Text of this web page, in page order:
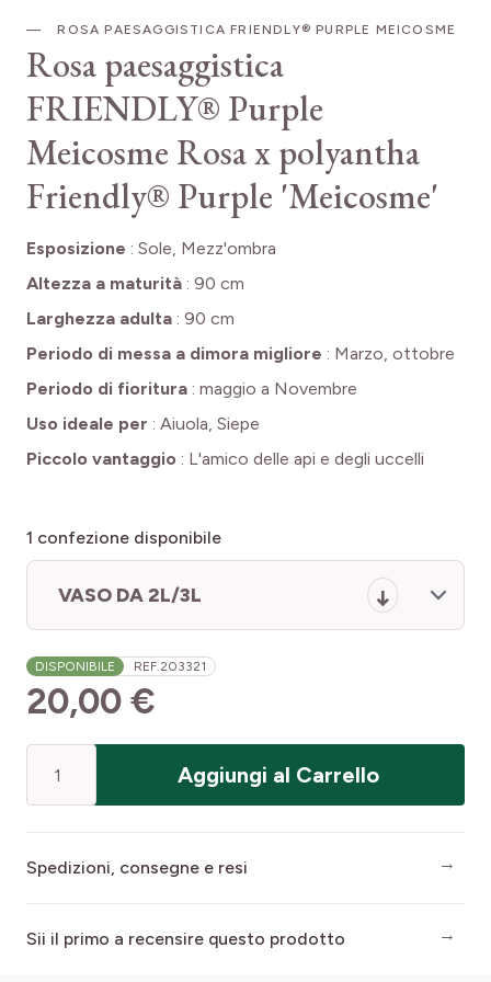
ROSA PAESAGGISTICA FRIENDLY® PURPLE MEICOSME
Rosa paesaggistica
FRIENDLY® Purple
Meicosme Rosa x polyantha
Friendly® Purple 'Meicosme'
Esposizione : Sole, Mezz'ombra
Altezza a maturità : 90 cm
Larghezza adulta : 90 cm
Periodo di messa a dimora migliore : Marzo, ottobre
Periodo di fioritura : maggio a Novembre
Uso ideale per : Aiuola, Siepe
Piccolo vantaggio : L'amico delle api e degli uccelli
1 confezione disponibile
VASO DA 2L/3L
DISPONIBILE REF.203321
20,00 €
Aggiungi al Carrello
Spedizioni, consegne e resi
Sii il primo a recensire questo prodotto